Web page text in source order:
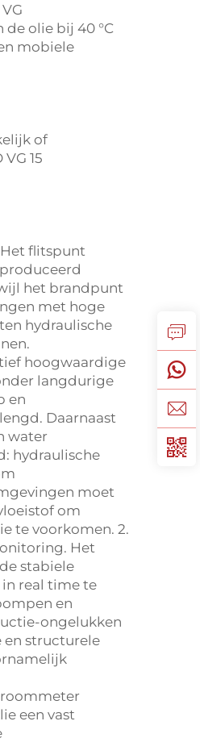
de olie bij 40 °C
mobiele
of
15
flitspunt
het brandpunt
met hoge
hydraulische
hoogwaardige
langdurige
en
Daarnaast
water
hydraulische
moet
om
te voorkomen. 2.
Het
stabiele
real time te
en
ongelukken
structurele
een vast